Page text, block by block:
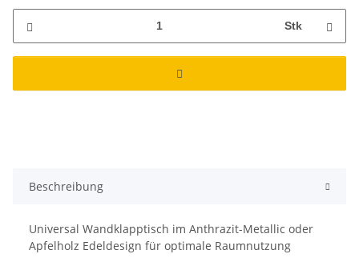
Stk
Beschreibung
Universal Wandklapptisch im Anthrazit-Metallic oder
Apfelholz Edeldesign für optimale Raumnutzung